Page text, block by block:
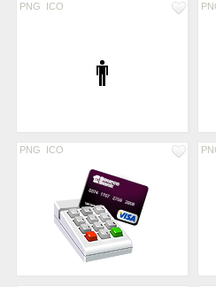
PNG ICO
PNG ICO